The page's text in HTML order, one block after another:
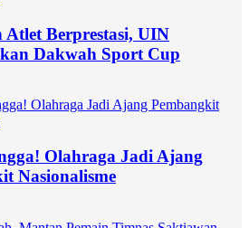
Berprestasi, UIN
Dakwah Sport Cup
Olahraga Jadi Ajang
Nasionalisme